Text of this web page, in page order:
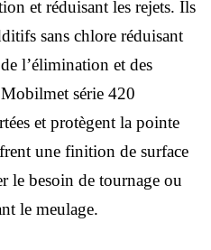
et réduisant les rejets. Ils
sans chlore réduisant
l’élimination et des
série 420
et protègent la pointe
une finition de surface
le besoin de tournage ou
le meulage.